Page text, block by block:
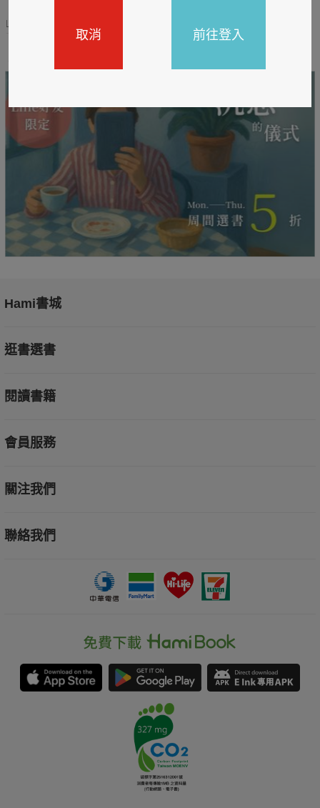
取消 前往登入
Hami書城
逛書選書
閱讀書籍
會員服務
關注我們
聯絡我們